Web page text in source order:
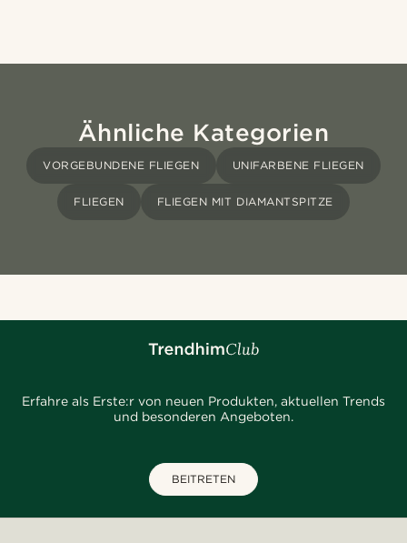
Ähnliche Kategorien
VORGEBUNDENE FLIEGEN UNIFARBENE FLIEGEN
FLIEGEN FLIEGEN MIT DIAMANTSPITZE
Erfahre als Erste:r von neuen Produkten, aktuellen Trends
und besonderen Angeboten.
BEITRETEN